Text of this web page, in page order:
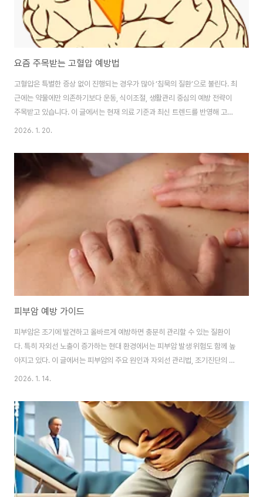
요즘 주목받는 고혈압 예방법
고혈압은 특별한 증상 없이 진행되는 경우가 많아 ‘침묵의 질환’으로 불린다. 최
근에는 약물에만 의존하기보다 운동, 식이조절, 생활관리 중심의 예방 전략이
주목받고 있습니다. 이 글에서는 현재 의료 기준과 최신 트렌드를 반영해 고혈
압을 예방하고 치료하는 구체적인 방법을 세부적으로 정리해 보겠습니다.운동
법으로 평가된다. 최근 연구와 국내 진료지침에 따르면 규칙적인 유산소 운동
은 수축기 혈압을 평균 5~10mmHg까지 낮추는 효과가 있습니다. 특히 걷기,
자전거 타기, 수영과 같은 중등도 강도의 운동은 혈관 탄력을 개선하고 심장 부
담을 줄여준다. 요즘에는 하루 30분 이상, 주 5회 이상을 권장하는 방식이 일
반적이며, 짧게라도 매일 꾸준..
2026. 1. 20.
피부암 예방 가이드
피부암은 조기에 발견하고 올바르게 예방하면 충분히 관리할 수 있는 질환이
다. 특히 자외선 노출이 증가하는 현대 환경에서는 피부암 발생 위험도 함께 높
아지고 있다. 이 글에서는 피부암의 주요 원인과 자외선 관리법, 조기진단의 중
요성, 그리고 최신 치료 전략까지 체계적으로 정리해 피부 건강을 지키는 데 필
의 가장 큰 원인으로 꼽히는 요소는 단연 자외선이다. 태양에서 방출되는 자외
선은 UVA와 UVB로 나뉘며, 이 두 가지 모두 피부 세포의 DNA를 손상시켜 암
발생 가능성을 높인다. 특히 장기간 누적된 자외선 노출은 기저세포암, 편평세
포암, 흑색종과 같은 피부암으로 이어질 수 있다. 최근에는 기후 변화와 야외 활
동 증가로 인해 자외선 ..
2026. 1. 14.